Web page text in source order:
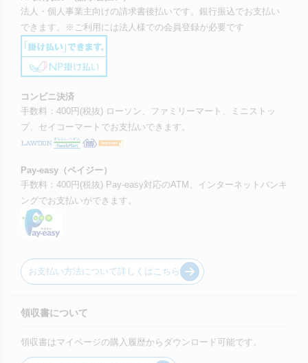
法人・個人事業主向けの請求書後払いです。銀行振込でお支払い
できます。※ご利用には法人様での会員登録が必要です
コンビニ決済
手数料：400円(税抜) ローソン、ファミリーマート、ミニストッ
プ、セイコーマートでお支払いできます。
Pay-easy（ペイジー）
手数料：400円(税抜) Pay-easy対応のATM、インターネットバンキ
ングでお支払いができます。
お支払い方法について詳しくはこちら
領収書について
領収書はマイページの購入履歴からダウンロード可能です。